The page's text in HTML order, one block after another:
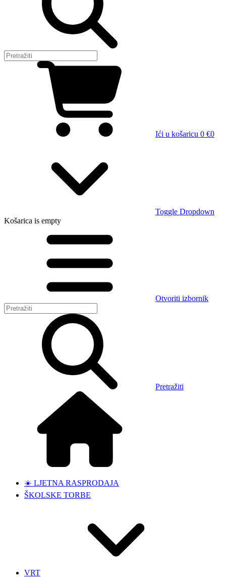
Ići u košaricu 0 €0
Toggle Dropdown
Košarica is empty
Otvoriti izbornik
Pretražiti
☀️ LJETNA RASPRODAJA
ŠKOLSKE TORBE
VRT